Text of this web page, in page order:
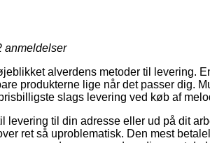
anmeldelser
alverdens metoder til levering.
produkterne lige når det passer dig.
slags levering ved køb af
levering til din adresse eller ud på dit
ret så uproblematisk. Den mest